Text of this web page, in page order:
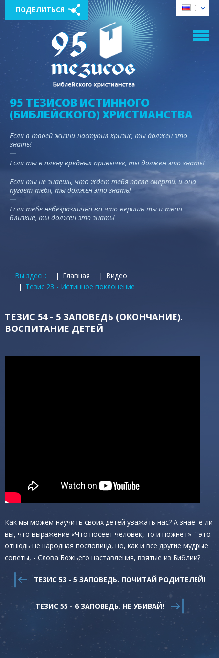
ПОДЕЛИТЬСЯ
95 ТЕЗИСОВ ИСТИННОГО
(БИБЛЕЙСКОГО) ХРИСТИАНСТВА
Если в твоей жизни наступил кризис, ты должен это
знать!
Если ты в плену вредных привычек, ты должен это знать!
Если ты не знаешь, что ждет тебя после смерти, и она
пугает тебя, ты должен это знать!
Если тебе небезразлично во что веришь ты и твои
близкие, ты должен это знать!
Вы здесь: Главная
Видео
Тезис 23 - Истинное поклонение
ТЕЗИС 54 - 5 ЗАПОВЕДЬ (ОКОНЧАНИЕ).
ВОСПИТАНИЕ ДЕТЕЙ
Как мы можем научить своих детей уважать нас? А знаете ли
вы, что выражение «Что посеет человек, то и пожнет» – это
отнюдь не народная пословица, но, как и все другие мудрые
советы, - Слова Божьего наставления, взятые из Библии?
ТЕЗИС 53 - 5 ЗАПОВЕДЬ. ПОЧИТАЙ РОДИТЕЛЕЙ!
ТЕЗИС 55 - 6 ЗАПОВЕДЬ. НЕ УБИВАЙ!